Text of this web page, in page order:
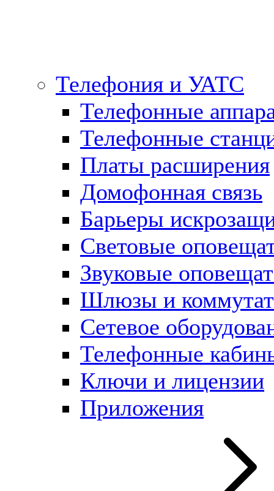
Телефония и УАТС
Телефонные
Телефонные
Платы расширения
Домофонная связь
Барьеры
Световые
Звуковые
Шлюзы и
Сетевое
Телефонные
Ключи и лицензии
Приложения